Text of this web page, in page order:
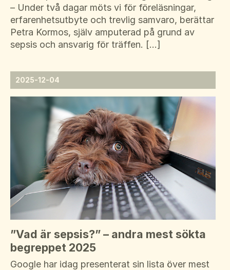
– Under två dagar möts vi för föreläsningar,
erfarenhetsutbyte och trevlig samvaro, berättar
Petra Kormos, själv amputerad på grund av
sepsis och ansvarig för träffen. […]
2025-12-04
”Vad är sepsis?” – andra mest sökta
begreppet 2025
Google har idag presenterat sin lista över mest